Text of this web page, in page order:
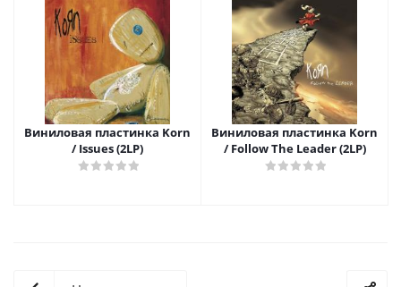
Виниловая пластинка Korn
/ Issues (2LP)
Виниловая пластинка Korn
/ Follow The Leader (2LP)